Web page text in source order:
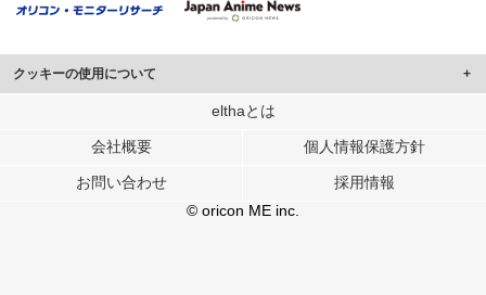
クッキーの使用について
このサイトでは Cookie を使用して、ユーザーに合わせたコンテンツや広告の
行っています。
メディアや広告配信、データ解析の各パートナーに提供しています。
各パートナーは、この情報とユーザーが各パートナーに提供した他の情報や、
ユーザーが各パートナーのサービスを使用したときに収集した他の情報を組み
elthaとは
会社概要 個人情報保護方針
お問い合わせ
採用情報
© oricon ME inc.